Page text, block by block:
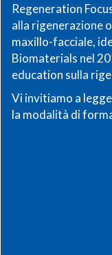
Regeneration
alla rigenerazione
maxillo-facciale,
Biomaterials nel
education sulla
Vi invitiamo a
la modalità di